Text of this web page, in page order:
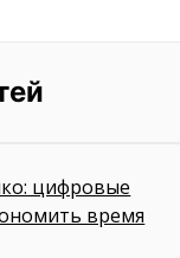
цифровые
время